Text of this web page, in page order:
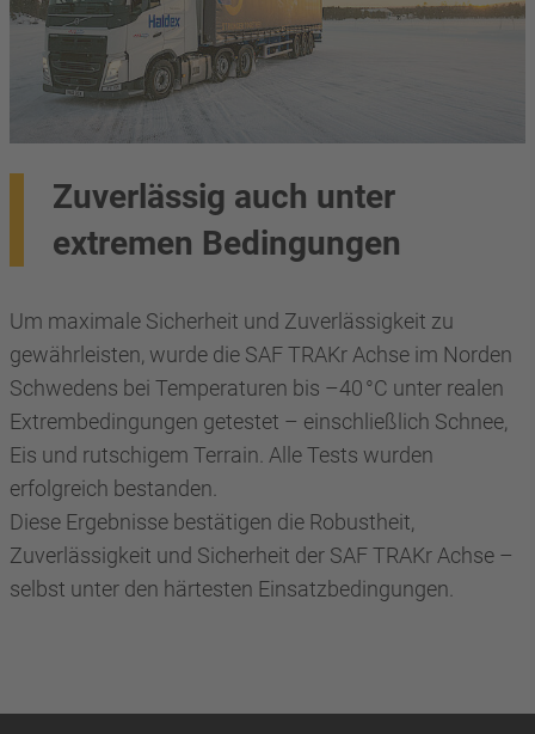
Zuverlässig auch unter
extremen Bedingungen
Um maximale Sicherheit und Zuverlässigkeit zu
gewährleisten, wurde die SAF TRAKr Achse im Norden
Schwedens bei Temperaturen bis –40 °C unter realen
Extrembedingungen getestet – einschließlich Schnee,
Eis und rutschigem Terrain. Alle Tests wurden
erfolgreich bestanden.
Diese Ergebnisse bestätigen die Robustheit,
Zuverlässigkeit und Sicherheit der SAF TRAKr Achse –
selbst unter den härtesten Einsatzbedingungen.